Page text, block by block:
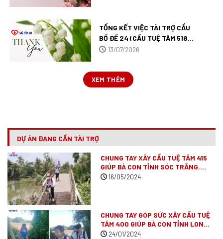
TỔNG KẾT VIỆC TÀI TRỢ CẦU
BỒ ĐỀ 24 (CẦU TUỆ TÂM 518)
TẠI AN GIANG.
13/07/2026
XEM THÊM
DỰ ÁN ĐANG CẦN TÀI TRỢ
CHUNG TAY XÂY CẦU TUỆ TÂM 415
GIÚP BÀ CON TỈNH SÓC TRĂNG.
(ĐÃ VẬN ĐỘNG XONG)
16/05/2024
CHUNG TAY GÓP SỨC XÂY CẦU TUỆ
TÂM 400 GIÚP BÀ CON TỈNH LONG
AN(ĐÃ VẬN ĐỘNG XONG)
24/01/2024